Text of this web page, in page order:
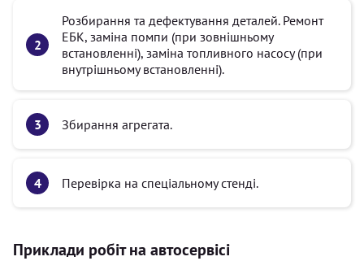
Розбирання та дефектування деталей. Ремонт
ЕБК, заміна помпи (при зовнішньому
встановленні), заміна топливного насосу (при
внутрішньому встановленні).
Збирання агрегата.
Перевірка на спеціальному стенді.
Приклади робіт на автосервісі